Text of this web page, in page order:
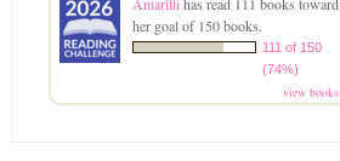
her goal of 150 books.
111 of 150
(74%)
view books